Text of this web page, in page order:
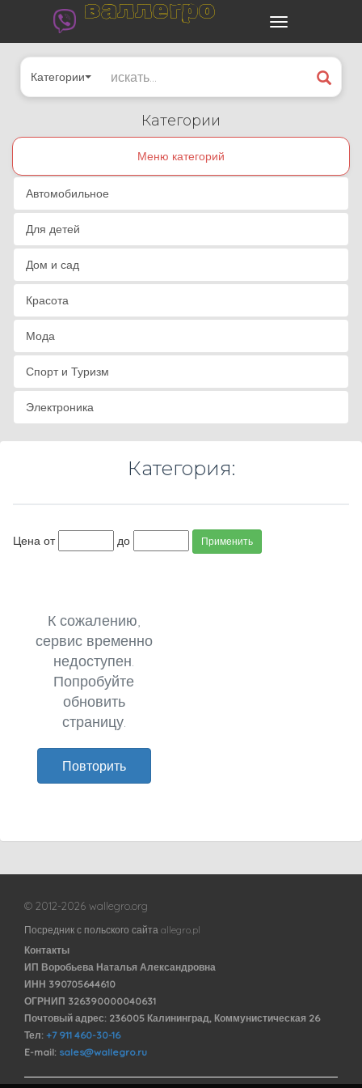
валлегро
Категории
Категории
Меню категорий
Автомобильное
Для детей
Дом и сад
Красота
Мода
Спорт и Туризм
Электроника
Категория:
Цена от до Применить
К сожалению,
сервис временно
недоступен.
Попробуйте
обновить
страницу.
Повторить
© 2012-2026 wallegro.org
Посредник с польского сайта allegro.pl
Контакты
ИП Воробьева Наталья Александровна
ИНН 390705644610
ОГРНИП 326390000040631
Почтовый адрес: 236005 Калининград, Коммунистическая 26
Тел: +7 911 460-30-16
E-mail: sales@wallegro.ru